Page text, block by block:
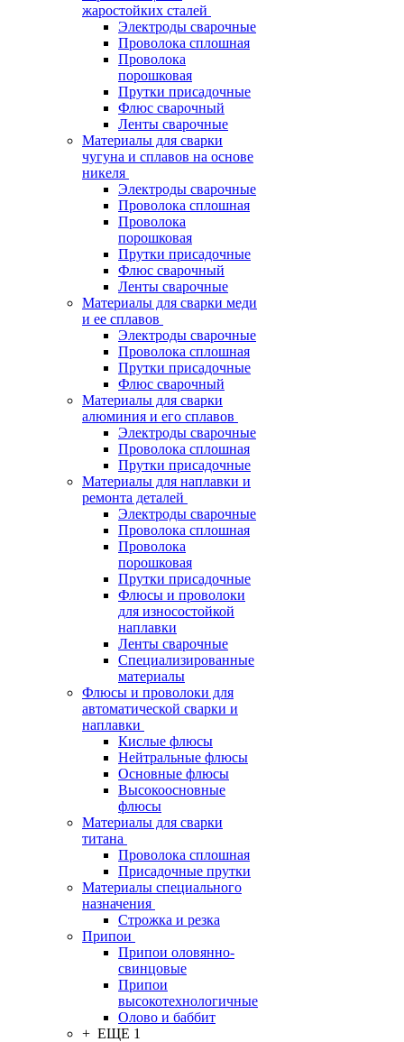
жаростойких сталей
Электроды сварочные
Проволока сплошная
Проволока
порошковая
Прутки присадочные
Флюс сварочный
Ленты сварочные
Материалы для сварки
чугуна и сплавов на основе
никеля
Электроды сварочные
Проволока сплошная
Проволока
порошковая
Прутки присадочные
Флюс сварочный
Ленты сварочные
Материалы для сварки меди
и ее сплавов
Электроды сварочные
Проволока сплошная
Прутки присадочные
Флюс сварочный
Материалы для сварки
алюминия и его сплавов
Электроды сварочные
Проволока сплошная
Прутки присадочные
Материалы для наплавки и
ремонта деталей
Электроды сварочные
Проволока сплошная
Проволока
порошковая
Прутки присадочные
Флюсы и проволоки
для износостойкой
наплавки
Ленты сварочные
Специализированные
материалы
Флюсы и проволоки для
автоматической сварки и
наплавки
Кислые флюсы
Нейтральные флюсы
Основные флюсы
Высокоосновные
флюсы
Материалы для сварки
титана
Проволока сплошная
Присадочные прутки
Материалы специального
назначения
Строжка и резка
Припои
Припои оловянно-
свинцовые
Припои
высокотехнологичные
Олово и баббит
+ ЕЩЕ 1